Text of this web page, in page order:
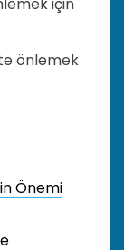
önlemek
Önemi